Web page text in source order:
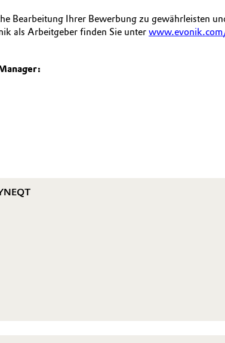
Bearbeitung Ihrer Bewerbung zu gewährleisten
als Arbeitgeber finden Sie unter